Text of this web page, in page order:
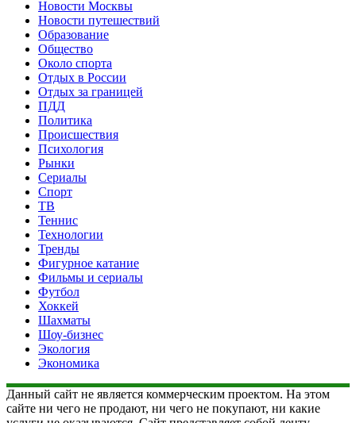
Новости Москвы
Новости путешествий
Образование
Общество
Около спорта
Отдых в России
Отдых за границей
ПДД
Политика
Происшествия
Психология
Рынки
Сериалы
Спорт
ТВ
Теннис
Технологии
Тренды
Фигурное катание
Фильмы и сериалы
Футбол
Хоккей
Шахматы
Шоу-бизнес
Экология
Экономика
Данный сайт не является коммерческим проектом. На этом
сайте ни чего не продают, ни чего не покупают, ни какие